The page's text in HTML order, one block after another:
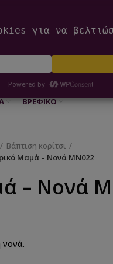
ΕΊΣΟΔΟΣ /
ΒΡΕΦΙΚΌ
Βάπτιση κορίτσι
Μαμά – Νονά ΜΝ022
– Νονά
νονά.